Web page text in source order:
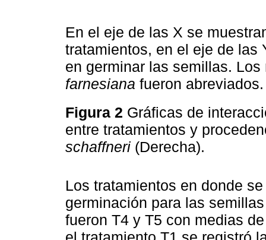
En el eje de las X se
tratamientos, en el eje de las
en germinar las semillas.
farnesiana fueron abreviados.
Figura 2 Gráficas de
entre tratamientos y
schaffneri (Derecha).
Los tratamientos en donde
germinación para las
fueron T4 y T5 con medias